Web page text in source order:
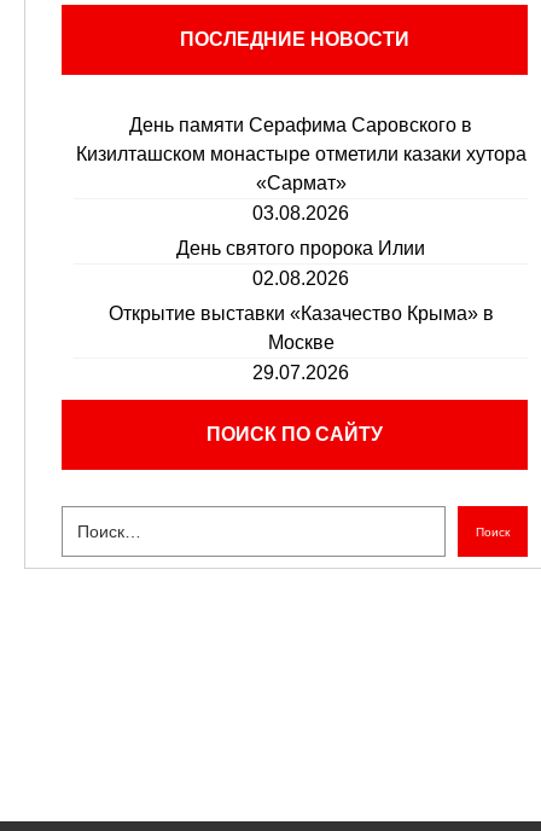
ПОСЛЕДНИЕ НОВОСТИ
День памяти Серафима Саровского в
Кизилташском монастыре отметили казаки хутора
«Сармат»
03.08.2026
День святого пророка Илии
02.08.2026
Открытие выставки «Казачество Крыма» в
Москве
29.07.2026
ПОИСК ПО САЙТУ
Поиск